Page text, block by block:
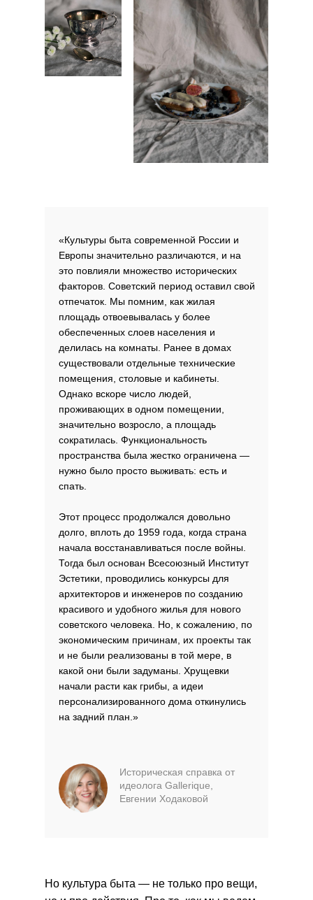
Но культура быта — не только про вещи,
«Культуры быта современной России и
Европы значительно различаются, и на
это повлияли множество исторических
факторов. Советский период оставил свой
отпечаток. Мы помним, как жилая
площадь отвоевывалась у более
обеспеченных слоев населения и
делилась на комнаты. Ранее в домах
существовали отдельные технические
помещения, столовые и кабинеты.
Однако вскоре число людей,
проживающих в одном помещении,
значительно возросло, а площадь
сократилась. Функциональность
пространства была жестко ограничена —
нужно было просто выживать: есть и
спать.
Этот процесс продолжался довольно
долго, вплоть до 1959 года, когда страна
начала восстанавливаться после войны.
Тогда был основан Всесоюзный Институт
Эстетики, проводились конкурсы для
архитекторов и инженеров по созданию
красивого и удобного жилья для нового
советского человека. Но, к сожалению, по
экономическим причинам, их проекты так
и не были реализованы в той мере, в
какой они были задуманы. Хрущевки
начали расти как грибы, а идеи
персонализированного дома откинулись
на задний план.»
Историческая справка от
идеолога Gallerique,
Евгении Ходаковой